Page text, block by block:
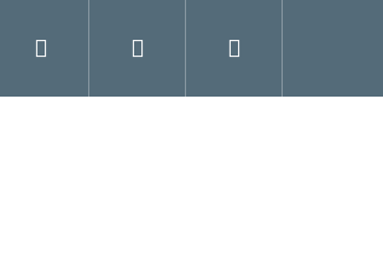
káva Franck Potraviny
Hľadať Prihlásenie